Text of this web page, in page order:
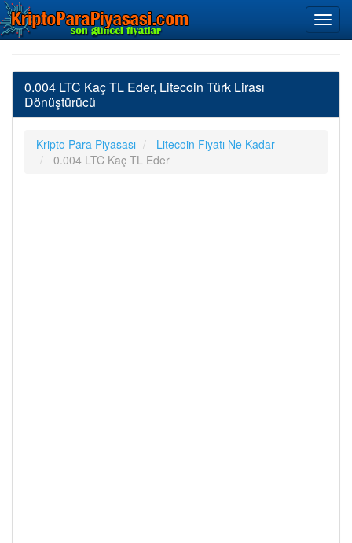
0.004 LTC Kaç TL Eder, Litecoin Türk Lirası
Dönüştürücü
Kripto Para Piyasası
Litecoin Fiyatı Ne Kadar
0.004 LTC Kaç TL Eder